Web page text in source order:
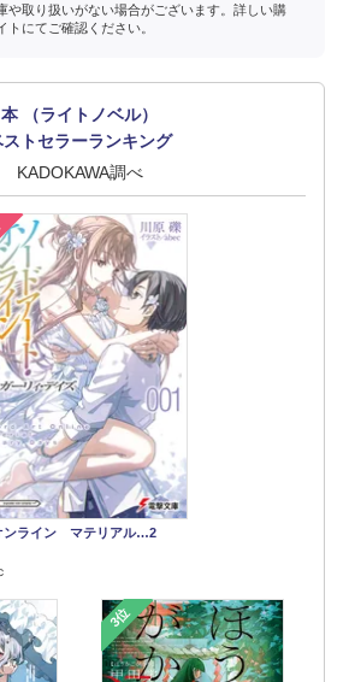
や取り扱いがない場合がございます。詳しい購
トにてご確認ください。
本 （ライトノベル）
ストセラーランキング
KADOKAWA調べ
ンライン マテリアル…2
3位